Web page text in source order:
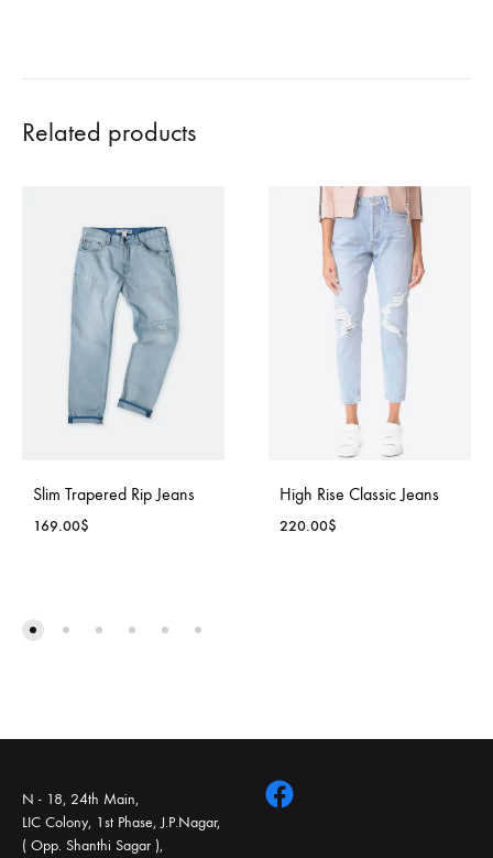
Related products
Slim Trapered Rip Jeans
169.00$
High Rise Classic Jeans
220.00$
N - 18, 24th Main,
LIC Colony, 1st Phase, J.P.Nagar,
( Opp. Shanthi Sagar ),